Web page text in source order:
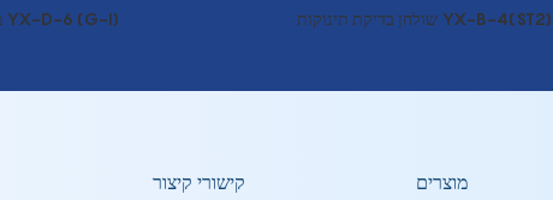
מיטה אורטופדית YX-D-6 (G-I) שולחן בדיקת תינוקות YX-B-4(ST2)
קישורי קיצור מוצרים